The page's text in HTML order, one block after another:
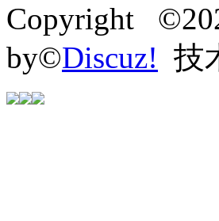
Copyright
by©Discuz! 技